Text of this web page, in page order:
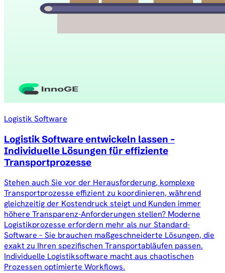
Logistik Software
Logistik Software entwickeln lassen –
Individuelle Lösungen für effiziente
Transportprozesse
Stehen auch Sie vor der Herausforderung, komplexe
Transportprozesse effizient zu koordinieren, während
gleichzeitig der Kostendruck steigt und Kunden immer
höhere Transparenz-Anforderungen stellen? Moderne
Logistikprozesse erfordern mehr als nur Standard-
Software – Sie brauchen maßgeschneiderte Lösungen, die
exakt zu Ihren spezifischen Transportabläufen passen.
Individuelle Logistiksoftware macht aus chaotischen
Prozessen optimierte Workflows.